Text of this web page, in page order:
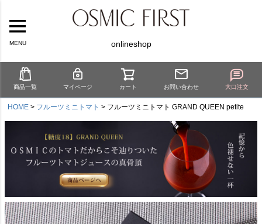
MENU onlineshop
商品一覧 マイページ カート お問い合わせ 大口注文
HOME フルーツミニトマト フルーツミニトマト GRAND QUEEN petite